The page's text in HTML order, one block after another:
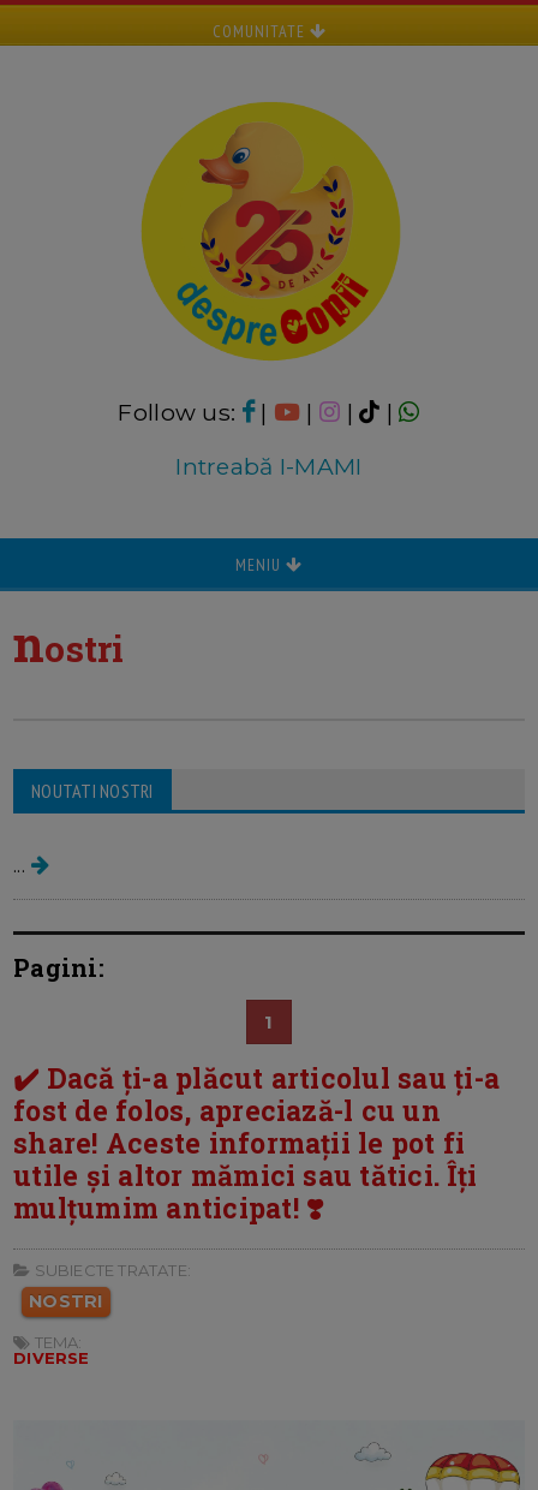
COMUNITATE
Follow us: | | |
|
Intreabă I-MAMI
MENIU
nostri
NOUTATI NOSTRI
Sfaturi de la partenerii nostri (P)
...
Pagini:
1
✔️ Dacă ți-a plăcut articolul sau ți-a
fost de folos, apreciază-l cu un
share! Aceste informații le pot fi
utile și altor mămici sau tătici. Îți
mulțumim anticipat! ❣️
SUBIECTE TRATATE:
NOSTRI
TEMA:
DIVERSE